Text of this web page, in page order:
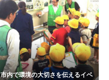
市内で環境の大切さを伝えるイベ